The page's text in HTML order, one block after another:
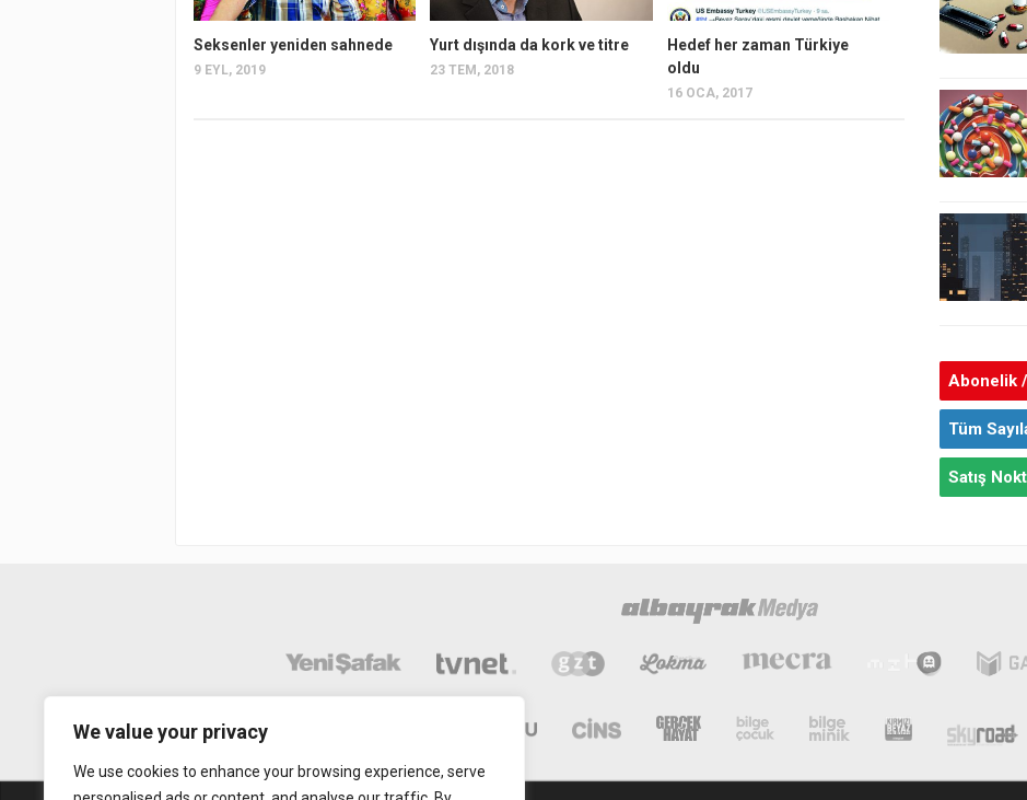
We value your privacy
We use cookies to enhance your browsing experience, serve
Seksenler yeniden sahnede
9 EYL, 2019
Yurt dışında da kork ve titre
23 TEM, 2018
Hedef her zaman Türkiye
oldu
16 OCA, 2017
Abonelik
Tüm
Satış